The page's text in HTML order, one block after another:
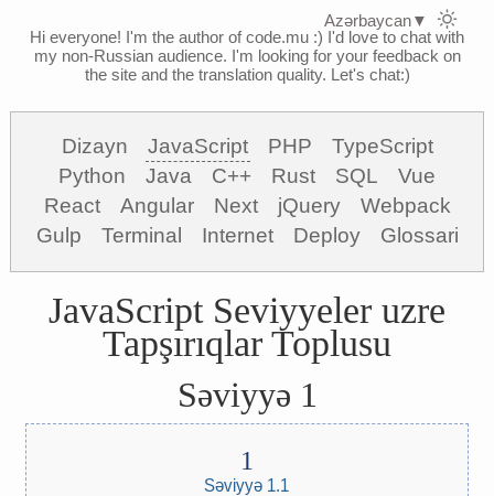
Hi everyone! I'm the author of code.mu :) I'd love to chat with
my non-Russian audience. I'm looking for your feedback on
the site and the translation quality. Let's chat:)
Dizayn JavaScript PHP
TypeScript
Python
Java C++ Rust SQL
Vue
React
Angular Next jQuery
Webpack
Gulp
Terminal Internet Deploy Glossari
JavaScript Seviyyeler uzre
Tapşırıqlar Toplusu
Səviyyə 1
Səviyyə 1.1
Azərbaycan▼